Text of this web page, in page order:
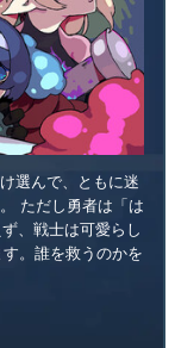
選んで、ともに迷
ただし勇者は「は
、戦士は可愛らし
。誰を救うのかを